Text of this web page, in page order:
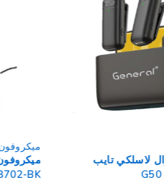
ميكروفون سبيد لينك بيور سلكي
SL-8702-BK